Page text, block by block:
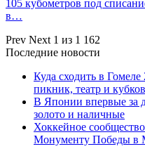
105 кубометров под
в…
Prev Next 1 из 1 162
Последние новости
Куда сходить в
пикник, театр и
В Японии впервые за
золото и наличные
Хоккейное
Монументу Победы в